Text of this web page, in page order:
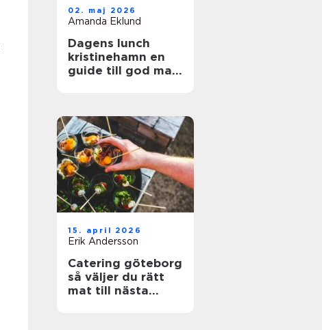
02. maj 2026
Amanda Eklund
Dagens lunch
kristinehamn en
guide till god mat
15. april 2026
Erik Andersson
Catering göteborg
så väljer du rätt
mat till nästa